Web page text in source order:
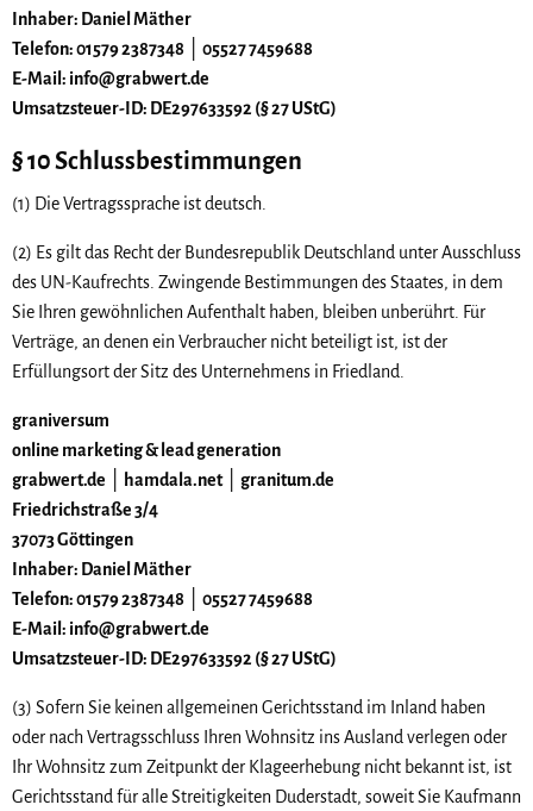
Inhaber: Daniel Mäther
Telefon: 01579 2387348 │ 05527 7459688
E-Mail: info@grabwert.de
Umsatzsteuer-ID: DE297633592 (§ 27 UStG)
§ 10 Schlussbestimmungen
(1) Die Vertragssprache ist deutsch.
(2) Es gilt das Recht der Bundesrepublik Deutschland unter Ausschluss
des UN-Kaufrechts. Zwingende Bestimmungen des Staates, in dem
Sie Ihren gewöhnlichen Aufenthalt haben, bleiben unberührt. Für
Verträge, an denen ein Verbraucher nicht beteiligt ist, ist der
Erfüllungsort der Sitz des Unternehmens in Friedland.
graniversum
online marketing & lead generation
grabwert.de │ hamdala.net │ granitum.de
Friedrichstraße 3/4
37073 Göttingen
Inhaber: Daniel Mäther
Telefon: 01579 2387348 │ 05527 7459688
E-Mail: info@grabwert.de
Umsatzsteuer-ID: DE297633592 (§ 27 UStG)
(3) Sofern Sie keinen allgemeinen Gerichtsstand im Inland haben
oder nach Vertragsschluss Ihren Wohnsitz ins Ausland verlegen oder
Ihr Wohnsitz zum Zeitpunkt der Klageerhebung nicht bekannt ist, ist
Gerichtsstand für alle Streitigkeiten Duderstadt, soweit Sie Kaufmann